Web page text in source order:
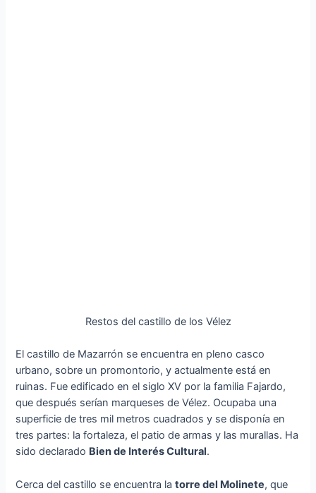
Restos del castillo de los Vélez
El castillo de Mazarrón se encuentra en pleno casco
urbano, sobre un promontorio, y actualmente está en
ruinas. Fue edificado en el siglo XV por la familia Fajardo,
que después serían marqueses de Vélez. Ocupaba una
superficie de tres mil metros cuadrados y se disponía en
tres partes: la fortaleza, el patio de armas y las murallas. Ha
sido declarado Bien de Interés Cultural.
Cerca del castillo se encuentra latorre del Molinete, que